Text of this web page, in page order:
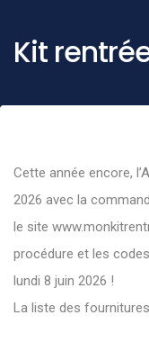
Kit
Cette année encore,
2026 avec la
le site
procédure et les codes
lundi 8 juin 2026 !
La liste des